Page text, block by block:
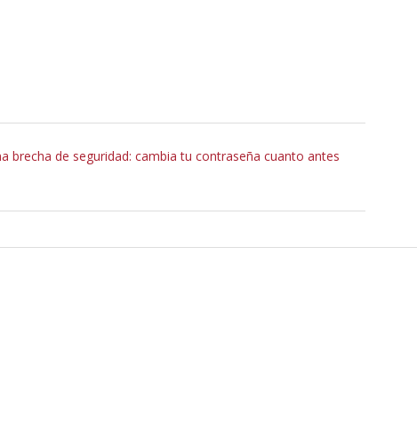
brecha de seguridad: cambia tu contraseña cuanto antes